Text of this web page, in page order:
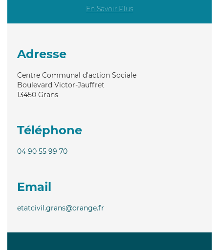
En Savoir Plus
Adresse
Centre Communal d'action Sociale
Boulevard Victor-Jauffret
13450 Grans
Téléphone
04 90 55 99 70
Email
etatcivil.grans@orange.fr